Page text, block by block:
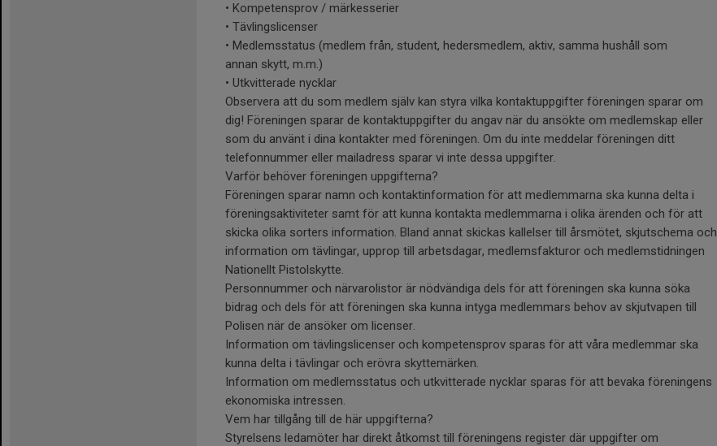
• Kompetensprov / märkesserier
• Tävlingslicenser
• Medlemsstatus (medlem från, student, hedersmedlem, aktiv, samma hushåll som
annan skytt, m.m.)
• Utkvitterade nycklar
Observera att du som medlem själv kan styra vilka kontaktuppgifter föreningen sparar om
dig! Föreningen sparar de kontaktuppgifter du angav när du ansökte om medlemskap eller
som du använt i dina kontakter med föreningen. Om du inte meddelar föreningen ditt
telefonnummer eller mailadress sparar vi inte dessa uppgifter.
Varför behöver föreningen uppgifterna?
Föreningen sparar namn och kontaktinformation för att medlemmarna ska kunna delta i
föreningsaktiviteter samt för att kunna kontakta medlemmarna i olika ärenden och för att
skicka olika sorters information. Bland annat skickas kallelser till årsmötet, skjutschema och
information om tävlingar, upprop till arbetsdagar, medlemsfakturor och medlemstidningen
Nationellt Pistolskytte.
Personnummer och närvarolistor är nödvändiga dels för att föreningen ska kunna söka
bidrag och dels för att föreningen ska kunna intyga medlemmars behov av skjutvapen till
Polisen när de ansöker om licenser.
Information om tävlingslicenser och kompetensprov sparas för att våra medlemmar ska
kunna delta i tävlingar och erövra skyttemärken.
Information om medlemsstatus och utkvitterade nycklar sparas för att bevaka föreningens
ekonomiska intressen.
Vem har tillgång till de här uppgifterna?
Styrelsens ledamöter har direkt åtkomst till föreningens register där uppgifter om